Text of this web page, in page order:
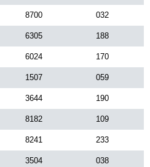
8700 032
6305 188
6024 170
1507 059
3644 190
8182 109
8241 233
3504 038